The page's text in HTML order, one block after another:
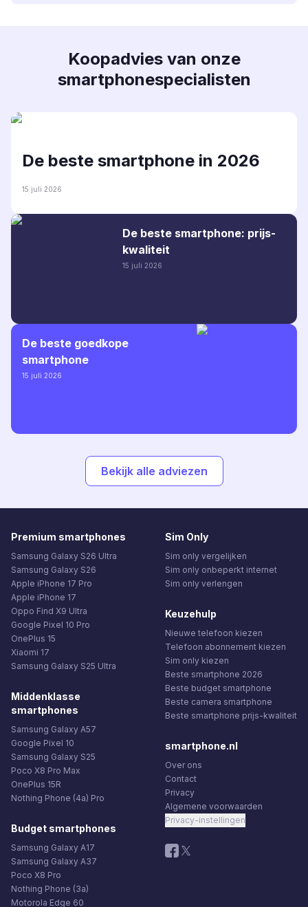
Koopadvies van onze
smartphonespecialisten
De beste smartphone in 2026
15 juli 2026
De beste smartphone: prijs-
kwaliteit
15 juli 2026
De beste goedkope
smartphone
15 juli 2026
Bekijk alle adviezen
Premium smartphones
Samsung Galaxy S26 Ultra
Samsung Galaxy S26
Apple iPhone 17 Pro
Apple iPhone 17
Oppo Find X9 Ultra
Google Pixel 10 Pro
OnePlus 15
Xiaomi 17
Samsung Galaxy S25 Ultra
Middenklasse
smartphones
Samsung Galaxy A57
Google Pixel 10
Samsung Galaxy S25
Poco X8 Pro Max
OnePlus 15R
Nothing Phone (4a) Pro
Budget smartphones
Samsung Galaxy A17
Samsung Galaxy A37
Poco X8 Pro
Nothing Phone (3a)
Motorola Edge 60
Sim Only
Sim only vergelijken
Sim only onbeperkt internet
Sim only verlengen
Keuzehulp
Nieuwe telefoon kiezen
Telefoon abonnement kiezen
Sim only kiezen
Beste smartphone 2026
Beste budget smartphone
Beste camera smartphone
Beste smartphone prijs-kwaliteit
smartphone.nl
Over ons
Contact
Privacy
Algemene voorwaarden
Privacy-instellingen